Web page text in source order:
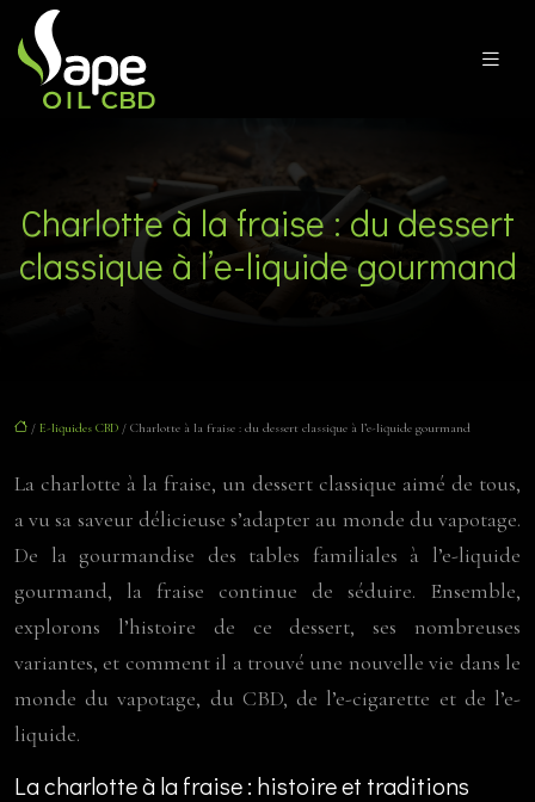
Charlotte à la fraise : du dessert
classique à l’e-liquide gourmand
/ E-liquides CBD / Charlotte à la fraise : du dessert classique à l’e-liquide gourmand
La charlotte à la fraise, un dessert classique aimé de tous,
a vu sa saveur délicieuse s’adapter au monde du vapotage.
De la gourmandise des tables familiales à l’e-liquide
gourmand, la fraise continue de séduire. Ensemble,
explorons l’histoire de ce dessert, ses nombreuses
variantes, et comment il a trouvé une nouvelle vie dans le
monde du vapotage, du CBD, de l’e-cigarette et de l’e-
liquide.
La charlotte à la fraise : histoire et traditions